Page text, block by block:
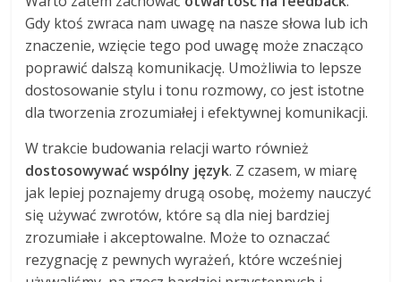
Gdy ktoś zwraca nam uwagę na nasze słowa lub ich
znaczenie, wzięcie tego pod uwagę może znacząco
poprawić dalszą komunikację. Umożliwia to lepsze
dostosowanie stylu i tonu rozmowy, co jest istotne
dla tworzenia zrozumiałej i efektywnej komunikacji.
W trakcie budowania relacji warto również
dostosowywać wspólny język. Z czasem, w miarę
jak lepiej poznajemy drugą osobę, możemy nauczyć
się używać zwrotów, które są dla niej bardziej
zrozumiałe i akceptowalne. Może to oznaczać
rezygnację z pewnych wyrażeń, które wcześniej